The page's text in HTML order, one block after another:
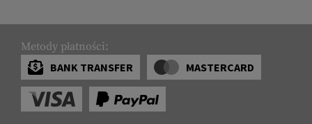
Metody płatności:
BANK TRANSFER
MASTERCARD